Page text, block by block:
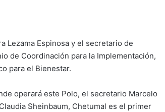
Lezama Espinosa y el secretario de
de Coordinación para la Implementación,
para el Bienestar.
operará este Polo, el secretario Marcelo
Sheinbaum, Chetumal es el primer